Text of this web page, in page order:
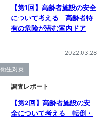
【第1回】高齢者施設の安全
について考える 高齢者特
有の危険が潜む室内ドア
2022.03.28
衛生対策
調査レポート
【第2回】高齢者施設の安
全について考える 転倒・